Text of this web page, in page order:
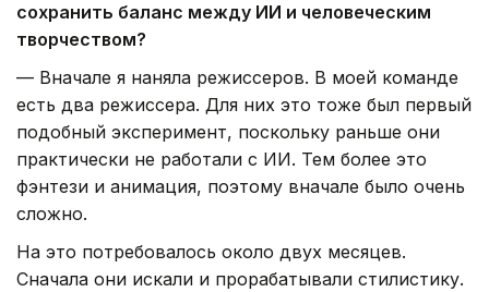
сохранить баланс между ИИ и человеческим
творчеством?
— Вначале я наняла режиссеров. В моей команде
есть два режиссера. Для них это тоже был первый
подобный эксперимент, поскольку раньше они
практически не работали с ИИ. Тем более это
фэнтези и анимация, поэтому вначале было очень
сложно.
На это потребовалось около двух месяцев.
Сначала они искали и прорабатывали стилистику.